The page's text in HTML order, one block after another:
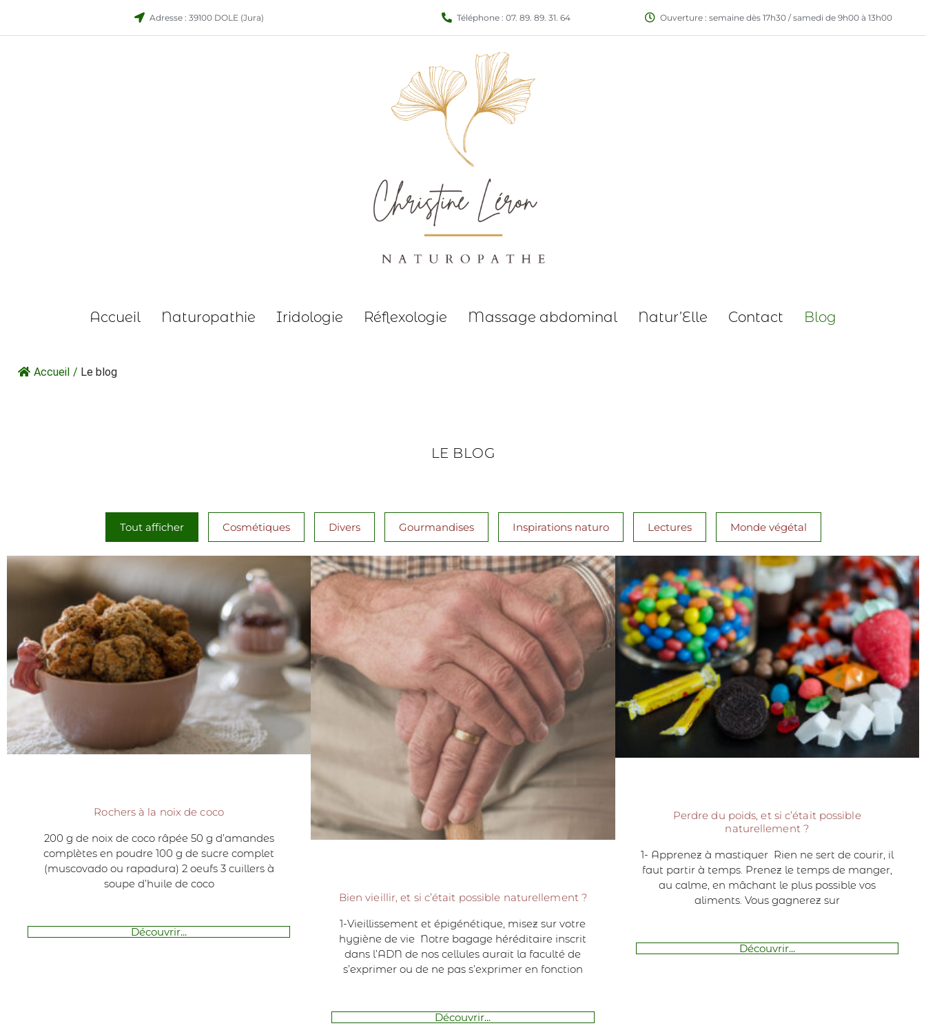
Adresse : 39100 DOLE (Jura) Téléphone : 07. 89. 89. 31. 64 Ouverture : semaine dès 17h30 / samedi de 9h00 à 13h00
Accueil Naturopathie Iridologie Réflexologie Massage abdominal Natur’Elle Contact Blog
Accueil / Le blog
LE BLOG
Tout afficher Cosmétiques Divers Gourmandises Inspirations naturo Lectures Monde végétal
Rochers à la noix de coco
200 g de noix de coco râpée 50 g d’amandes
complètes en poudre 100 g de sucre complet
(muscovado ou rapadura) 2 oeufs 3 cuillers à
soupe d’huile de coco
Découvrir...
Bien vieillir, et si c’était possible naturellement ?
1-Vieillissement et épigénétique, misez sur votre
hygiène de vie Notre bagage héréditaire inscrit
dans l’ADN de nos cellules aurait la faculté de
s’exprimer ou de ne pas s’exprimer en fonction
Découvrir...
Perdre du poids, et si c’était possible
naturellement ?
1- Apprenez à mastiquer Rien ne sert de courir, il
faut partir à temps. Prenez le temps de manger,
au calme, en mâchant le plus possible vos
aliments. Vous gagnerez sur
Découvrir...